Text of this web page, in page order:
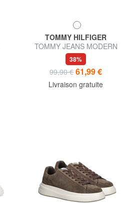
TOMMY HILFIGER
TOMMY JEANS MODERN
RUNNER Baskets
38%
99,90 € 61,99 €
Livraison gratuite